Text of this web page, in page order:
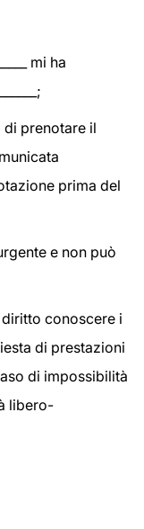
mi ha
di prenotare il
prima del
e non può
conoscere i
di prestazioni
di impossibilità
libero-